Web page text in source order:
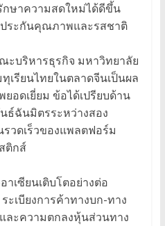
กษาความสดใหม่ได้ดีขึ้น
ระกันคุณภาพและรสชาติ
บริหารธุรกิจ มหาวิทยาลัย
เรียนไทยในตลาดจีนเป็นผล
อดเยี่ยม ข้อได้เปรียบด้าน
ธ์ฉันมิตรระหว่างสอง
วดเร็วของแพลตฟอร์ม
ติกส์
เซียนเติบโตอย่างต่อ
ะเบียงการค้าทางบก-ทาง
ละความตกลงหุ้นส่วนทาง